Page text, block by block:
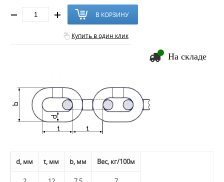
В КОРЗИНУ
Купить в один клик
На складе
d, мм t, мм b, мм Вес, кг/100м